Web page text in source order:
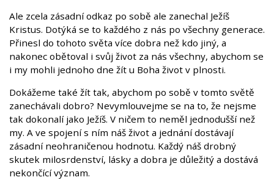
Ale zcela zásadní odkaz po sobě ale zanechal Ježíš
Kristus. Dotýká se to každého z nás po všechny generace.
Přinesl do tohoto světa více dobra než kdo jiný, a
nakonec obětoval i svůj život za nás všechny, abychom se
i my mohli jednoho dne žít u Boha život v plnosti.
Dokážeme také žít tak, abychom po sobě v tomto světě
zanechávali dobro? Nevymlouvejme se na to, že nejsme
tak dokonalí jako Ježíš. V ničem to neměl jednodušší než
my. A ve spojení s ním náš život a jednání dostávají
zásadní neohraničenou hodnotu. Každý náš drobný
skutek milosrdenství, lásky a dobra je důležitý a dostává
nekončící význam.